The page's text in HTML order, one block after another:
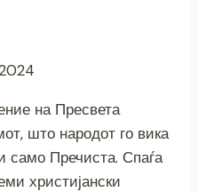
на Пресвета
што народот го вика
само Пречиста. Спаѓа
христијански